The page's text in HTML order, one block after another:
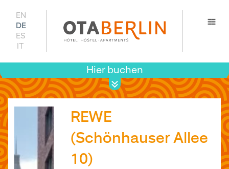
EN
DE
ES
IT
Hier buchen
REWE
(Schönhauser Allee
10)